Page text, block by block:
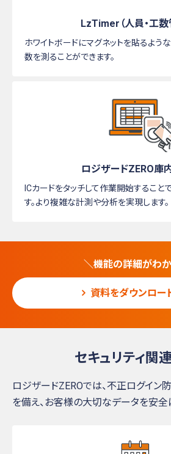
LzTimer（人員・工数
ホワイトボードにマグネットを貼るよう
数を測ることができます。
ロジザードZERO庫
ICカードをタッチして作業開始するこ
す。より複雑な計測や分析を実現します。
＼機能の詳細がわ
資料をダウンロー
セキュリティ関
ロジザードZEROでは、不正ログイン
を備え、お客様の大切なデータを安全